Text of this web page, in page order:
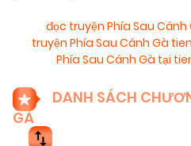
đọc truyện Phía Sau
truyện Phía Sau Cánh Gà
Phía Sau Cánh Gà tại
DANH SÁCH
GÀ